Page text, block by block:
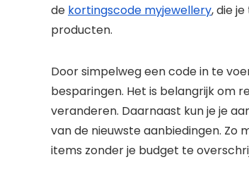
de kortingscode myjewellery, die
producten.
Door simpelweg een code in te
besparingen. Het is belangrijk om
veranderen. Daarnaast kun je je
van de nieuwste aanbiedingen. Zo
items zonder je budget te